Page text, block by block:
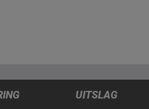
UITSLAG